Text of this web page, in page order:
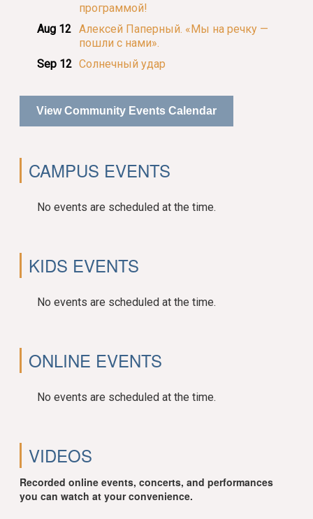
программой!
Aug 12 Алексей Паперный. «Мы на речку —
пошли с нами».
Sep 12 Солнечный удар
View Community Events Calendar
CAMPUS EVENTS
No events are scheduled at the time.
KIDS EVENTS
No events are scheduled at the time.
ONLINE EVENTS
No events are scheduled at the time.
VIDEOS
Recorded online events, concerts, and performances
you can watch at your convenience.